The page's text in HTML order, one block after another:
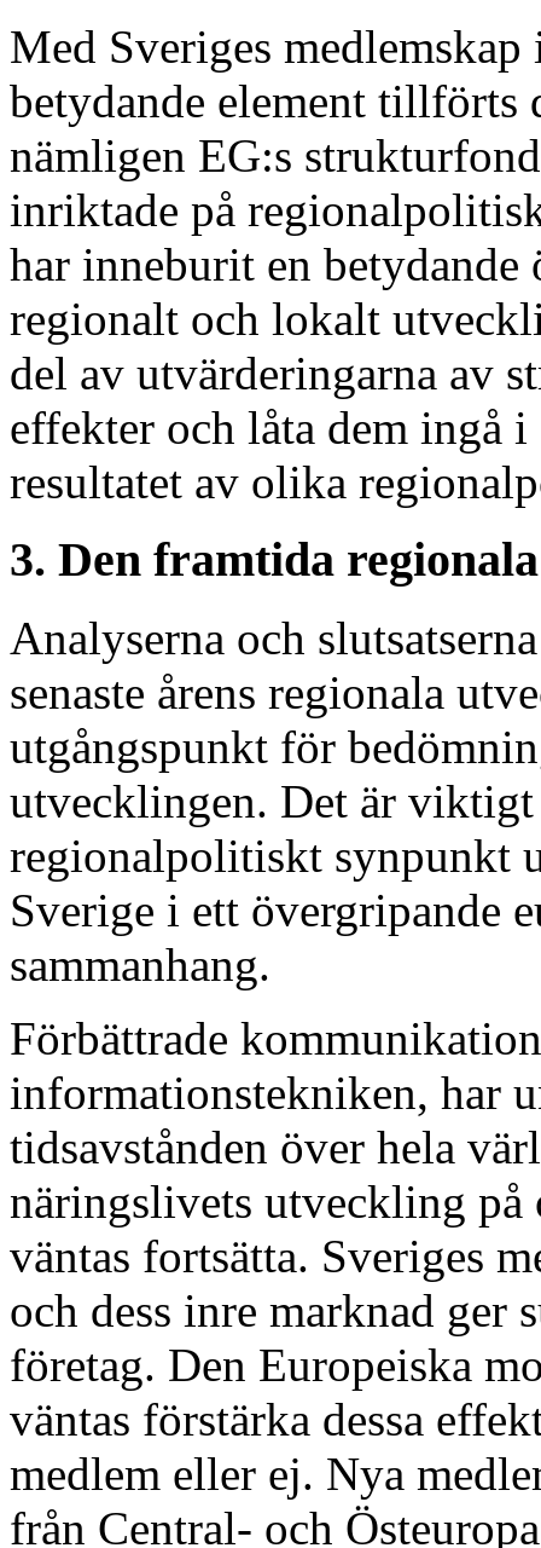
Med Sveriges
betydande element tillförts
nämligen EG:s
inriktade på
har inneburit en
regionalt och lokalt
del av utvärderingarna av
effekter och låta dem ingå
resultatet av olika
3. Den framtida
Analyserna och
senaste årens regionala
utgångspunkt för
utvecklingen. Det är
regionalpolitiskt synpunkt
Sverige i ett övergripande
sammanhang.
Förbättrade
informationstekniken, har
tidsavstånden över hela
näringslivets utveckling
väntas fortsätta. Sveriges
och dess inre marknad ger
företag. Den Europeiska
väntas förstärka dessa
medlem eller ej. Nya
från Central- och